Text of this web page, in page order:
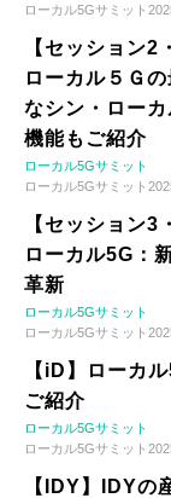
ローカル5Gサミット
【セッション2
ローカル５Ｇ
なシン・ロー
機能もご紹介
ローカル5Gサミット
ローカル5Gサミット
【セッション
ローカル5G：
革新
ローカル5Gサミット
ローカル5Gサミット
【iD】ローカ
ご紹介
ローカル5Gサミット
ローカル5Gサミット
【IDY】IDYの